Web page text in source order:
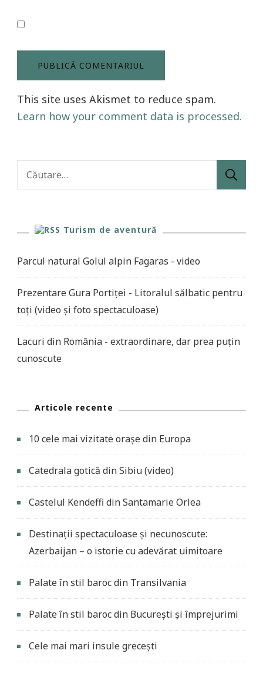
This site uses Akismet to reduce spam.
Learn how your comment data is processed.
Caută
Turism de aventură
Parcul natural Golul alpin Fagaras - video
Prezentare Gura Portiței - Litoralul sălbatic pentru
toți (video și foto spectaculoase)
Lacuri din România - extraordinare, dar prea puțin
cunoscute
Articole recente
10 cele mai vizitate orașe din Europa
Catedrala gotică din Sibiu (video)
Castelul Kendeffi din Santamarie Orlea
Destinații spectaculoase și necunoscute:
Azerbaijan – o istorie cu adevărat uimitoare
Palate în stil baroc din Transilvania
Palate în stil baroc din București și împrejurimi
Cele mai mari insule grecești